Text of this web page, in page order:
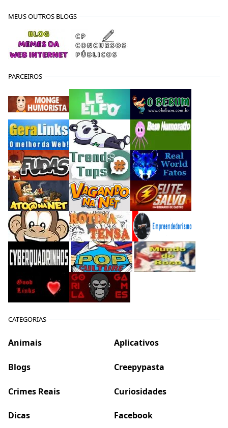
MEUS OUTROS BLOGS
PARCEIROS
CATEGORIAS
Animais Aplicativos
Blogs Creepypasta
Crimes Reais Curiosidades
Dicas Facebook